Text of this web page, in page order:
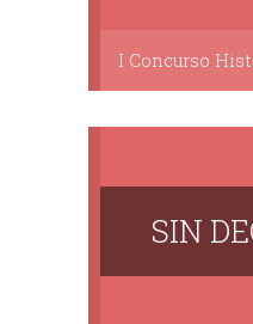
I Concurso
SIN